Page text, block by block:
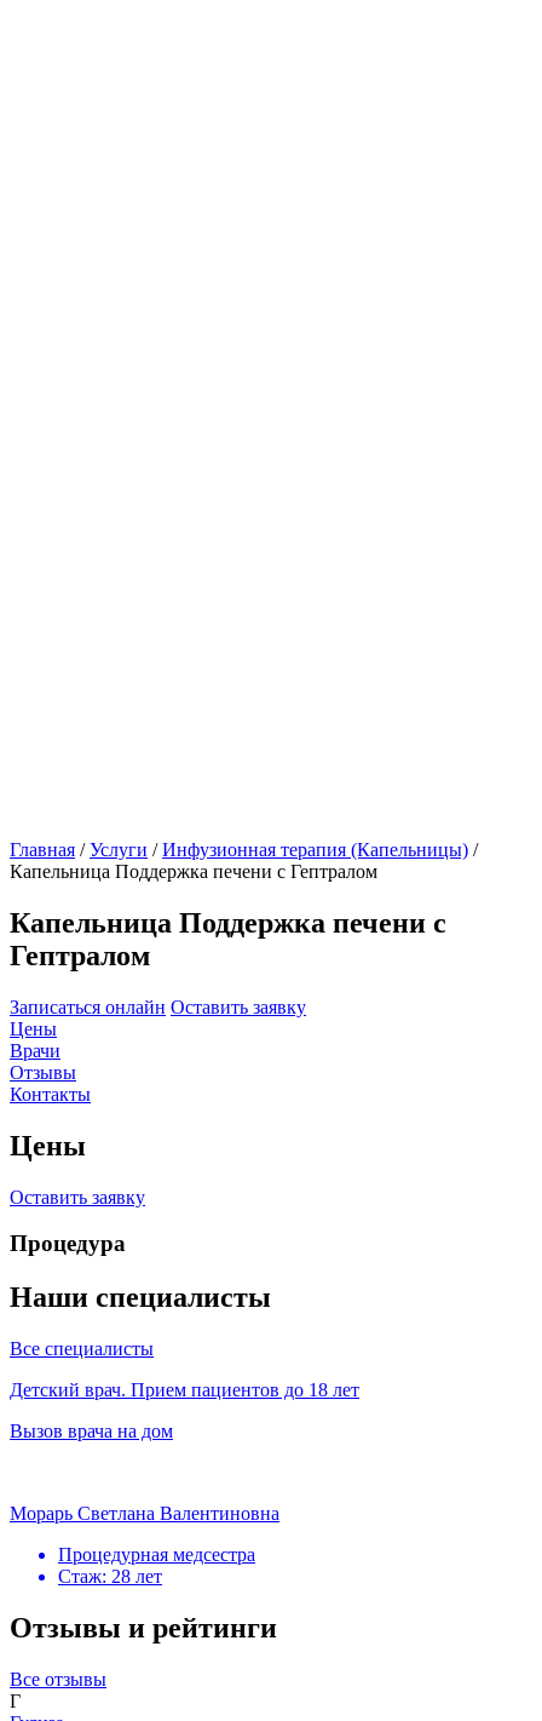
Главная /Услуги /Инфузионная терапия (Капельницы) /
Капельница Поддержка печени с Гептралом
Капельница Поддержка печени с
Гептралом
Записаться онлайн Оставить заявку
Цены
Врачи
Отзывы
Контакты
Цены
Оставить заявку
Процедура
Наши специалисты
Все специалисты
Детский врач. Прием пациентов до 18 лет
Вызов врача на дом
Морарь Светлана Валентиновна
Процедурная медсестра
Стаж: 28 лет
Отзывы и рейтинги
Все отзывы
Г